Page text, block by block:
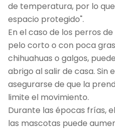
de temperatura, por lo
espacio protegido".
En el caso de los perros
pelo corto o con poca
chihuahuas o galgos,
abrigo al salir de casa.
asegurarse de que la
limite el movimiento.
Durante las épocas frías,
las mascotas puede